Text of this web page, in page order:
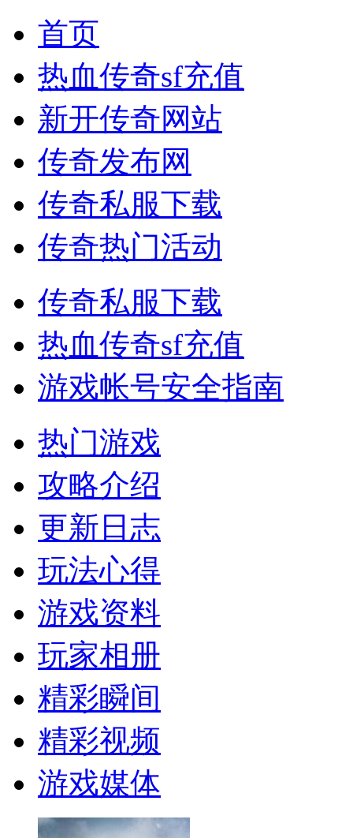
首页
热血传奇sf充值
新开传奇网站
传奇发布网
传奇私服下载
传奇热门活动
传奇私服下载
热血传奇sf充值
游戏帐号安全指南
热门游戏
攻略介绍
更新日志
玩法心得
游戏资料
玩家相册
精彩瞬间
精彩视频
游戏媒体